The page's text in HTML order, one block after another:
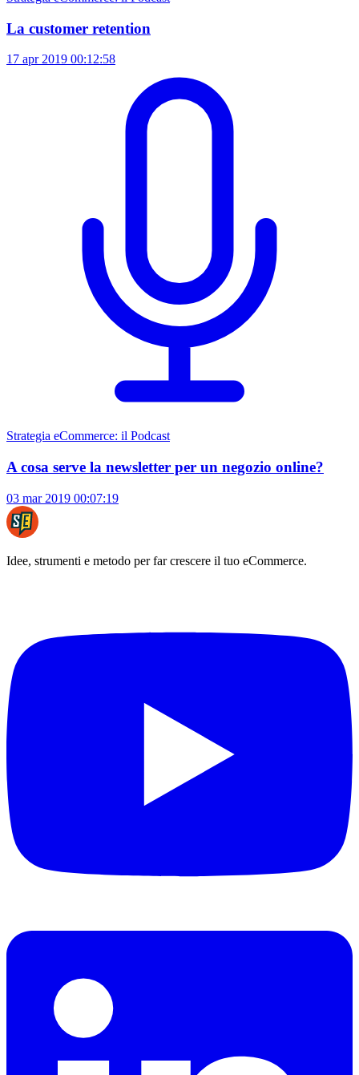
La customer retention
17 apr 2019 00:12:58
Strategia eCommerce: il Podcast
A cosa serve la newsletter per un negozio online?
03 mar 2019 00:07:19
Idee, strumenti e metodo per far crescere il tuo eCommerce.